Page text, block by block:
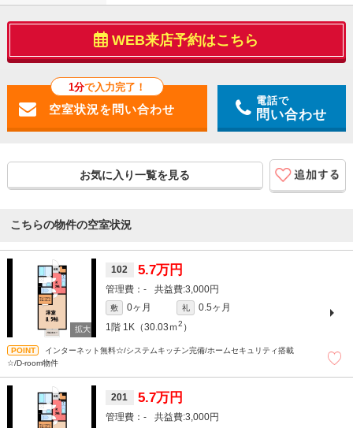
WEB来店予約はこちら
1分で入力完了！
電話で
問い合わせ
お気に入り一覧を見る
こちらの物件の空室状況
102 5.7万円
- 3,000円
敷 0ヶ月 礼
0.5ヶ月
1階 1K（30.03ｍ2 ）
インターネット無料☆/システムキッチン完備/ホームセキュリティ搭載
☆/D-room物件
201 5.7万円
- 3,000円